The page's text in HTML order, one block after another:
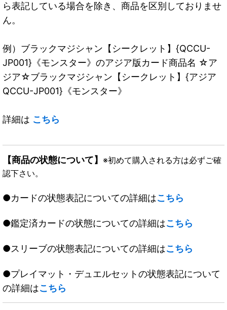
ら表記している場合を除き、商品を区別しておりませ
ん。
例）ブラックマジシャン【シークレット】{QCCU-
JP001}《モンスター》のアジア版カード商品名 ☆ア
ジア☆ブラックマジシャン【シークレット】{アジア
QCCU-JP001}《モンスター》
詳細は こちら
【商品の状態について】 ※初めて購入される方は必ずご確
認下さい。
●カードの状態表記についての詳細はこちら
●鑑定済カードの状態についての詳細はこちら
●スリーブの状態表記についての詳細はこちら
●プレイマット・デュエルセットの状態表記について
の詳細はこちら